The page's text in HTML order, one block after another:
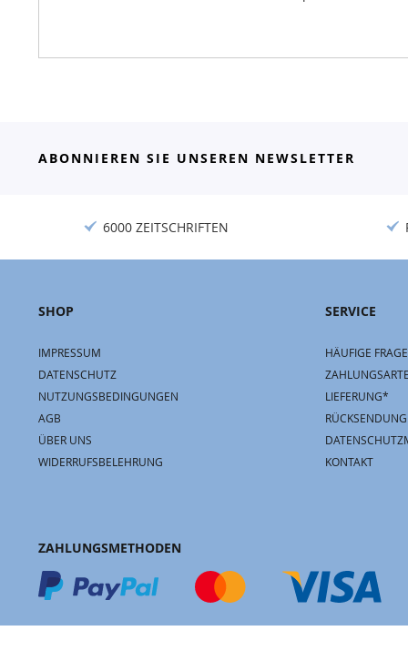
ABONNIEREN SIE UNSEREN NEWSLETTER
6000 ZEITSCHRIFTEN
SHOP
IMPRESSUM
DATENSCHUTZ
NUTZUNGSBEDINGUNGEN
AGB
ÜBER UNS
WIDERRUFSBELEHRUNG
SERVICE
HÄUFIGE
LIEFERUNG*
KONTAKT
ZAHLUNGSMETHODEN